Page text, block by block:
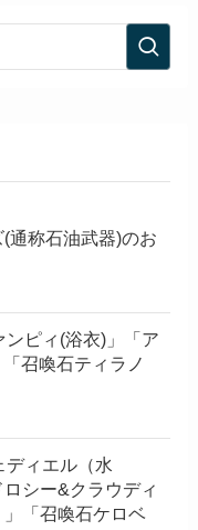
(通称石油武器)のお
ンピィ(浴衣)」「ア
召喚石ティラノ
ディエル（水
シー&クラウディ
「召喚石ケロベ